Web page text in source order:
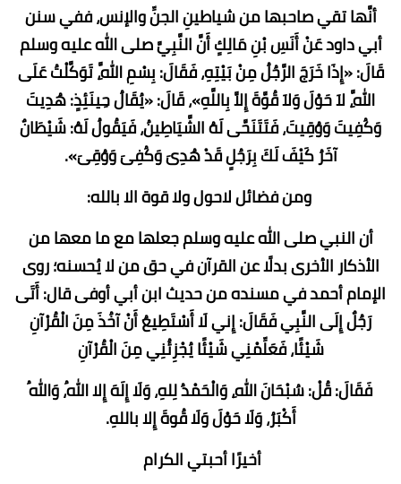
أنَّها تقي صاحبها من شياطينِ الجنِّ والإنس، ففي سنن
أبي داود عَنْ أَنَسِ بْنِ مَالِكٍ أَنَّ النَّبِيَّ صلى الله عليه وسلم
قَالَ: «إِذَا خَرَجَ الرَّجُلُ مِنْ بَيْتِهِ، فَقَالَ: بِسْمِ اللَّهِ، تَوَكَّلْتُ عَلَى
اللَّهِ، لاَ حَوْلَ وَلاَ قُوَّةَ إِلاَّ بِاللَّهِ»، قَالَ: «يُقَالُ حِينَئِذٍ: هُدِيتَ
وَكُفِيتَ وَوُقِيتَ، فَتَتَنَحَّى لَهُ الشَّيَاطِينُ، فَيَقُولُ لَهُ: شَيْطَانٌ
آخَرُ كَيْفَ لَكَ بِرَجُلٍ قَدْ هُدِىَ وَكُفِىَ وَوُقِىَ».
ومن فضائل لاحول ولا قوة الا بالله:
أن النبي صلى الله عليه وسلم جعلها مع ما معها من
الأذكار الأخرى بدلًا عن القرآن في حق من لا يُحسنه؛ روى
الإمام أحمد في مسنده من حديث ابن أبي أوفى قال: أَتَى
رَجُلٌ إِلَى النَّبِي فَقَالَ: إِني لَا أَسْتَطِيعُ أَنْ آخُذَ مِنَ الْقُرْآنِ
شَيْئًا، فَعَلِّمْنِي شَيْئًا يُجْزِئُنِي مِنَ الْقُرْآنِ
فَقَالَ: قُلْ: سُبْحَانَ اللهِ، وَالْحَمْدُ لِلهِ، وَلَا إِلَهَ إِلا اللهُ، وَاللهُ
أَكْبَرُ، وَلَا حَوْلَ وَلَا قُوةَ إِلا باللهِ.
أخيرًا أحبتي الكرام